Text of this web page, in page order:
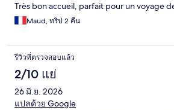
Très bon accueil, parfait pour un voyage
Maud, ทริป 2 คืน
รีวิวที่ตรวจสอบแล้ว
2/10 แย่
26 มิ.ย. 2026
แปลด้วย Google